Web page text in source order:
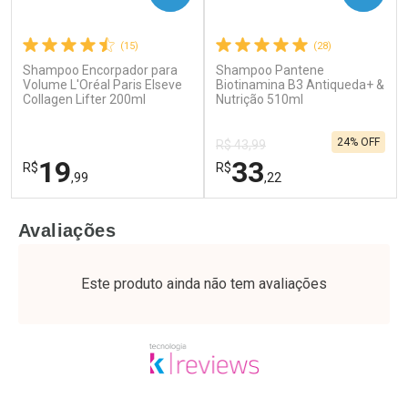
Ativar Desconto
Comprar sem Desconto
Ativar Desconto
Por R$ 51,02/cada
Comprar sem Desconto
(15)
Shampoo Encorpador para
Volume L'Oréal Paris Elseve
Collagen Lifter 200ml
R$19,99
Laboratório
Por Menos
(28)
Shampoo Pantene
Biotinamina B3 Antiqueda+ &
Nutrição 510ml
R$ 43,99
R$33,22
24% OFF
Laboratório
Por Menos
Avaliações
Este produto ainda não tem avaliações